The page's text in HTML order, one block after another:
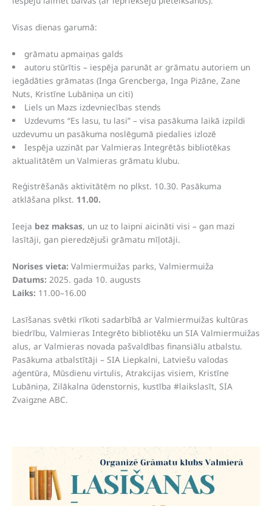
Visas dienas garumā:
grāmatu apmaiņas galds
autoru stūrītis – iespēja parunāt ar grāmatu autoriem un
iegādāties grāmatas (Inga Grencberga, Inga Pizāne, Zane
Nuts, Kristīne Lubāniņa un citi)
Liels un Mazs izdevniecības stends
Uzdevums “Es lasu, tu lasi” – visa pasākuma laikā izpildi
uzdevumu un pasākuma noslēgumā piedalies izlozē
Iespēja uzzināt par Valmieras Integrētās bibliotēkas
aktualitātēm un Valmieras grāmatu klubu.
Reģistrēšanās aktivitātēm no plkst. 10.30. Pasākuma
atklāšana plkst. 11.00.
Ieeja bez maksas, un uz to laipni aicināti visi – gan mazi
lasītāji, gan pieredzējuši grāmatu mīļotāji.
Norises vieta: Valmiermuižas parks, Valmiermuiža
Datums: 2025. gada 10. augusts
Laiks: 11.00–16.00
Lasīšanas svētki rīkoti sadarbībā ar Valmiermuižas kultūras
biedrību, Valmieras Integrēto bibliotēku un SIA Valmiermuižas
alus, ar Valmieras novada pašvaldības finansiālu atbalstu.
Pasākuma atbalstītāji – SIA Liepkalni, Latviešu valodas
aģentūra, Mūsdienu virtulis, Atrakcijas visiem, Kristīne
Lubāniņa, Zilākalna ūdenstornis, kustība #laikslasīt, SIA
Zvaigzne ABC.